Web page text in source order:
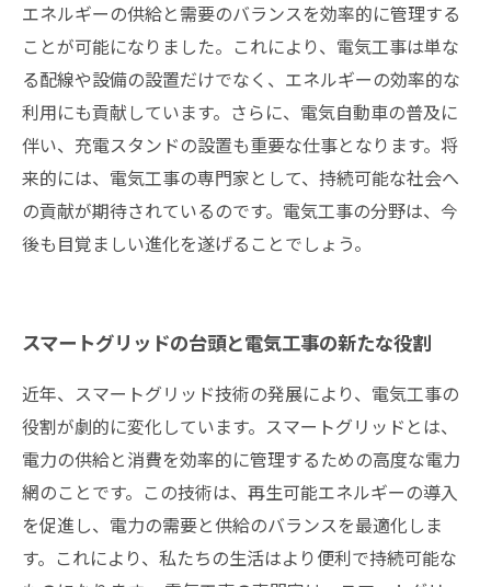
エネルギーの供給と需要のバランスを効率的に管理する
ことが可能になりました。これにより、電気工事は単な
る配線や設備の設置だけでなく、エネルギーの効率的な
利用にも貢献しています。さらに、電気自動車の普及に
伴い、充電スタンドの設置も重要な仕事となります。将
来的には、電気工事の専門家として、持続可能な社会へ
の貢献が期待されているのです。電気工事の分野は、今
後も目覚ましい進化を遂げることでしょう。
スマートグリッドの台頭と電気工事の新たな役割
近年、スマートグリッド技術の発展により、電気工事の
役割が劇的に変化しています。スマートグリッドとは、
電力の供給と消費を効率的に管理するための高度な電力
網のことです。この技術は、再生可能エネルギーの導入
を促進し、電力の需要と供給のバランスを最適化しま
す。これにより、私たちの生活はより便利で持続可能な